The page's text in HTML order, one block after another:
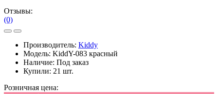
Отзывы:
(0)
Производитель: Kiddy
Модель: KiddY-083 красный
Наличие: Под заказ
Купили: 21 шт.
Розничная цена: